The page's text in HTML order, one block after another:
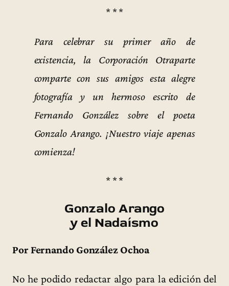
* * *
Para celebrar su primer año de
existencia, la Corporación Otraparte
comparte con sus amigos esta alegre
fotografía y un hermoso escrito de
Fernando González sobre el poeta
Gonzalo Arango. ¡Nuestro viaje apenas
comienza!
* * *
Gonzalo Arango
y el Nadaísmo
Por Fernando González Ochoa
No he podido redactar algo para la edición del